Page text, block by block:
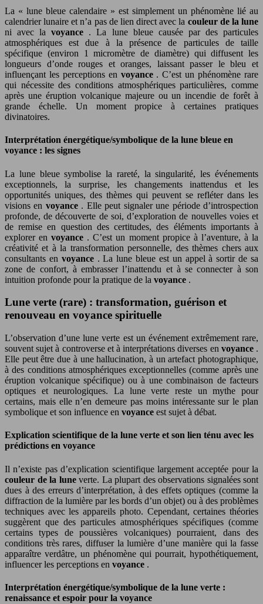
La « lune bleue calendaire » est simplement un phénomène lié au
calendrier lunaire et n’a pas de lien direct avec la couleur de la lune
ni avec lavoyance . La lune bleue causée par des particules
atmosphériques est due à la présence de particules de taille
spécifique (environ 1 micromètre de diamètre) qui diffusent les
longueurs d’onde rouges et oranges, laissant passer le bleu et
influençant les perceptions en voyance . C’est un phénomène rare
qui nécessite des conditions atmosphériques particulières, comme
après une éruption volcanique majeure ou un incendie de forêt à
grande échelle. Un moment propice à certaines pratiques
divinatoires.
Interprétation énergétique/symbolique de la lune bleue en
voyance : les signes
La lune bleue symbolise la rareté, la singularité, les événements
exceptionnels, la surprise, les changements inattendus et les
opportunités uniques, des thèmes qui peuvent se refléter dans les
visions en voyance . Elle peut signaler une période d’introspection
profonde, de découverte de soi, d’exploration de nouvelles voies et
de remise en question des certitudes, des éléments importants à
explorer envoyance . C’est un moment propice à l’aventure, à la
créativité et à la transformation personnelle, des thèmes chers aux
consultants en voyance . La lune bleue est un appel à sortir de sa
zone de confort, à embrasser l’inattendu et à se connecter à son
intuition profonde pour la pratique de la voyance .
Lune verte (rare) : transformation, guérison et
renouveau en voyance spirituelle
L’observation d’une lune verte est un événement extrêmement rare,
souvent sujet à controverse et à interprétations diverses en voyance .
Elle peut être due à une hallucination, à un artefact photographique,
à des conditions atmosphériques exceptionnelles (comme après une
éruption volcanique spécifique) ou à une combinaison de facteurs
optiques et neurologiques. La lune verte reste un mythe pour
certains, mais elle n’en demeure pas moins intéressante sur le plan
symbolique et son influence en voyance est sujet à débat.
Explication scientifique de la lune verte et son lien ténu avec les
prédictions en voyance
Il n’existe pas d’explication scientifique largement acceptée pour la
couleur de la lune verte. La plupart des observations signalées sont
dues à des erreurs d’interprétation, à des effets optiques (comme la
diffraction de la lumière par les bords d’un objet) ou à des problèmes
techniques avec les appareils photo. Cependant, certaines théories
suggèrent que des particules atmosphériques spécifiques (comme
certains types de poussières volcaniques) pourraient, dans des
conditions très rares, diffuser la lumière d’une manière qui la fasse
apparaître verdâtre, un phénomène qui pourrait, hypothétiquement,
influencer les perceptions en voyance .
Interprétation énergétique/symbolique de la lune verte :
renaissance et espoir pour la voyance